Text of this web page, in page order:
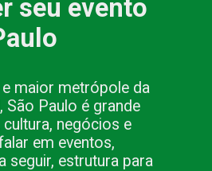
seu evento
maior metrópole da
São Paulo é grande
negócios e
em eventos,
seguir, estrutura para